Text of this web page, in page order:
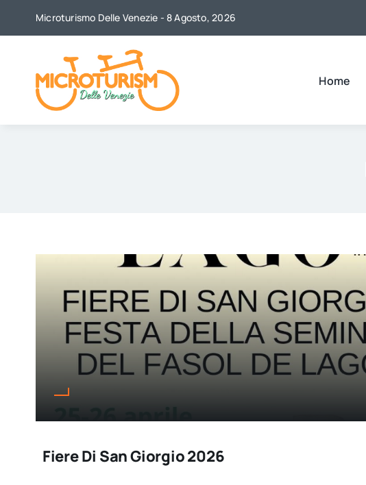
Microturismo Delle Venezie - 8 Agosto, 2026
Home
Fiere Di San Giorgio 2026